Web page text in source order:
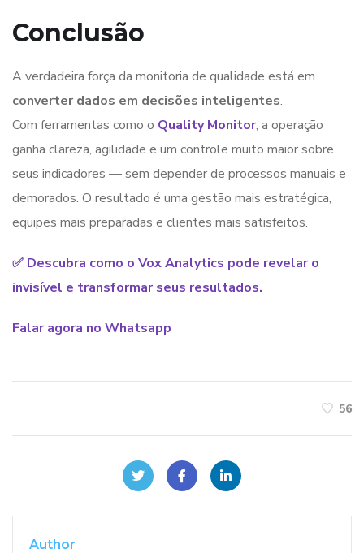
Conclusão
A verdadeira força da monitoria de qualidade está em
converter dados em decisões inteligentes.
Com ferramentas como o Quality Monitor, a operação
ganha clareza, agilidade e um controle muito maior sobre
seus indicadores — sem depender de processos manuais e
demorados. O resultado é uma gestão mais estratégica,
equipes mais preparadas e clientes mais satisfeitos.
✅ Descubra como o Vox Analytics pode revelar o
invisível e transformar seus resultados.
Falar agora no Whatsapp
56
Author